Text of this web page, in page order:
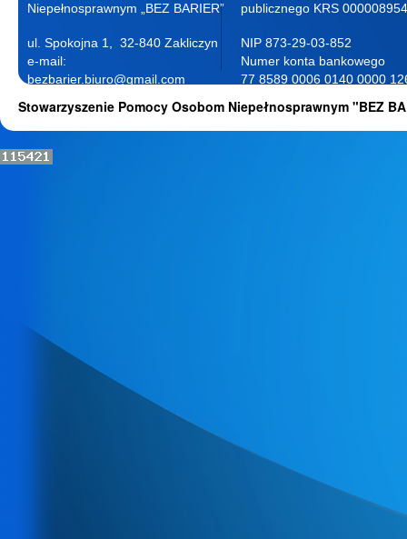
Niepełnosprawnym „BEZ BARIER”
ul. Spokojna 1, 32-840 Zakliczyn
e-mail:
bezbarier.biuro@gmail.com
publicznego KRS
NIP 873-29-03-852
Numer konta bankowego
77 8589 0006 0140 0000
Stowarzyszenie Pomocy Osobom Niepełnosprawnym "BEZ